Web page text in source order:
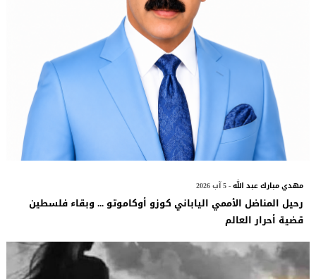
مهدي مبارك عبد الله- 5 آب 2026
رحيل المناضل الأممي الياباني كوزو أوكاموتو ... وبقاء فلسطين
قضية أحرار العالم